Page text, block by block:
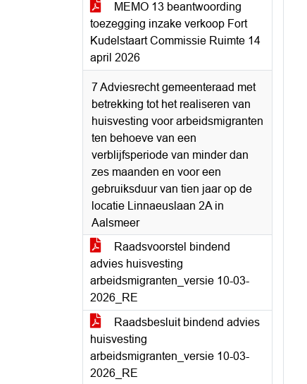
MEMO 13 beantwoording
toezegging inzake verkoop Fort
Kudelstaart Commissie Ruimte 14
april 2026
7 Adviesrecht gemeenteraad met
betrekking tot het realiseren van
huisvesting voor arbeidsmigranten
ten behoeve van een
verblijfsperiode van minder dan
zes maanden en voor een
gebruiksduur van tien jaar op de
locatie Linnaeuslaan 2A in
Aalsmeer
Raadsvoorstel bindend
advies huisvesting
arbeidsmigranten_versie 10-03-
2026_RE
Raadsbesluit bindend advies
huisvesting
arbeidsmigranten_versie 10-03-
2026_RE